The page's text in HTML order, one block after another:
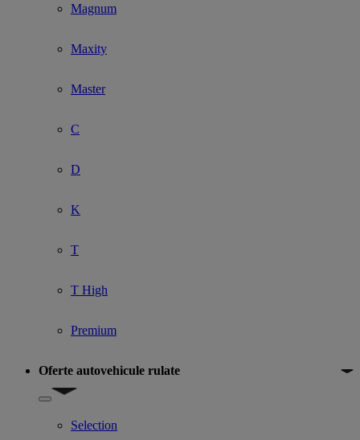
Magnum
Maxity
Master
C
D
K
T
T High
Premium
Oferte autovehicule rulate
Show submenu for Oferte autovehicule rulate
Selection